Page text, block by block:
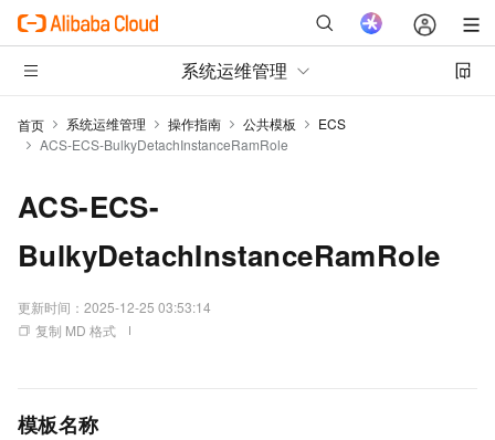
系统运维管理
首页 系统运维管理 操作指南 公共模板
ECS
ACS-ECS-BulkyDetachInstanceRamRole
ACS-ECS-
BulkyDetachInstanceRamRole
更新时间： 2025-12-25 03:53:14
复制 MD 格式
模板名称